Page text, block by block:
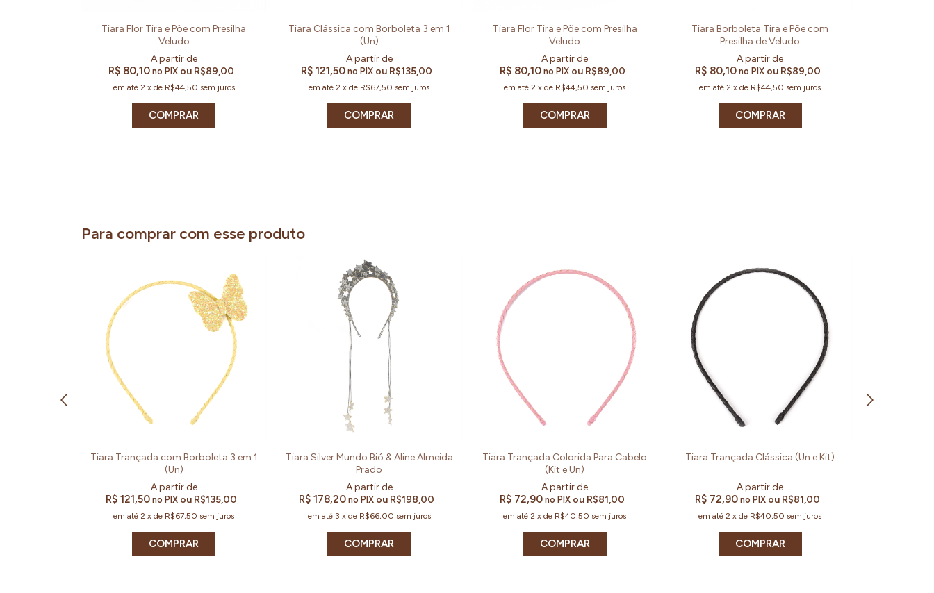
Tiara Flor Tira e Põe com Presilha
Veludo
R$ 80,10 no PIX ou R$89,00
em até 2 x de R$44,50 sem juros
COMPRAR
Tiara Clássica com Borboleta 3 em 1
(Un)
R$ 121,50 no PIX ou R$135,00
em até2 xde R$67,50 sem juros
COMPRAR
Tiara Flor Tira e Põe com Presilha
Veludo
R$ 80,10no PIX ou R$89,00
em até2 xde R$44,50 sem juros
COMPRAR
Tiara Borboleta Tira e Põe com
Presilha de Veludo
R$ 80,10no PIX ou R$89,00
em até2 xde R$44,50 sem juros
COMPRAR
Para comprar com esse produto
Tiara Trançada com Borboleta 3 em 1
(Un)
R$ 121,50 no PIX ou R$135,00
em até2 xde R$67,50 sem juros
COMPRAR
Tiara Silver Mundo Bió & Aline Almeida
Prado
R$ 178,20 no PIX ou R$198,00
em até 3 x de R$66,00 sem juros
COMPRAR
Tiara Trançada Colorida Para Cabelo
(Kit e Un)
R$ 72,90 no PIX ou R$81,00
em até2 xde R$40,50 sem juros
COMPRAR
Tiara Trançada Clássica (Un e Kit)
R$ 72,90 no PIX ou R$81,00
em até2 xde R$40,50 sem juros
COMPRAR